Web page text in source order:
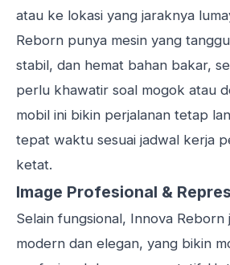
atau ke lokasi yang jaraknya
Reborn punya mesin yang
stabil, dan hemat bahan bakar,
perlu khawatir soal mogok atau
mobil ini bikin perjalanan tetap
tepat waktu sesuai jadwal kerja
ketat.
Image Profesional &
Selain fungsional, Innova Reborn
modern dan elegan, yang bikin